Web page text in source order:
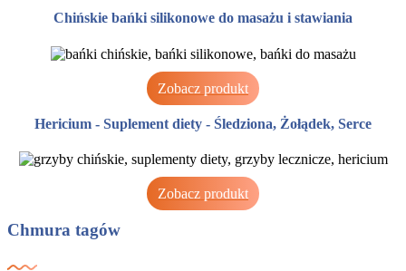
Chińskie bańki silikonowe do masażu i stawiania
Zobacz produkt
Hericium - Suplement diety - Śledziona, Żołądek, Serce
Zobacz produkt
Chmura tagów